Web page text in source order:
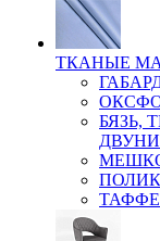
ТКАНЫЕ
БЯЗЬ,